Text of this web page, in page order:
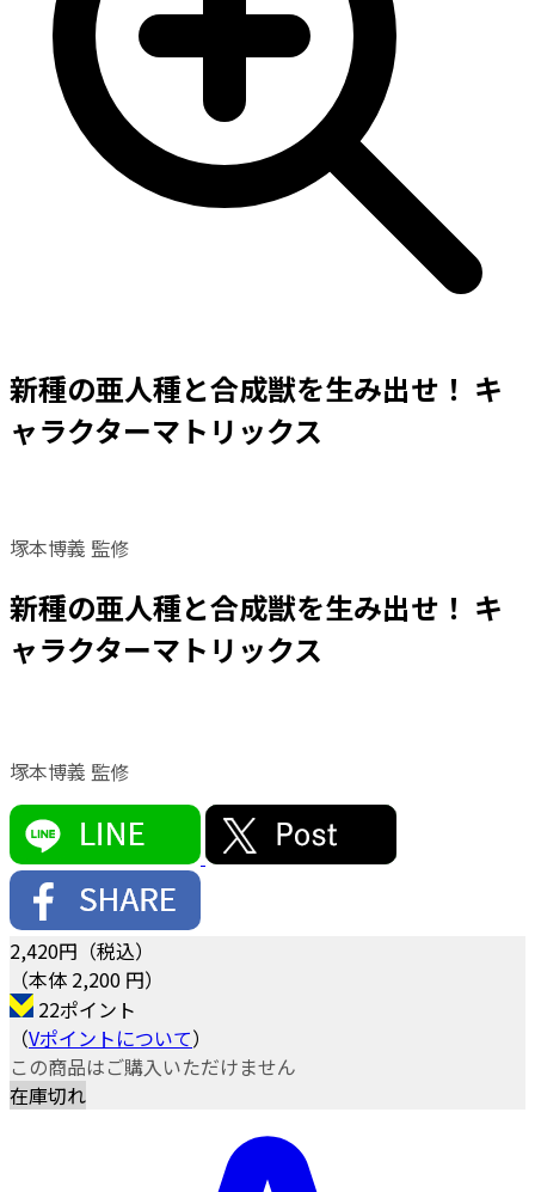
新種の亜人種と合成獣を生み出せ！ キ
ャラクターマトリックス
塚本博義 監修
新種の亜人種と合成獣を生み出せ！ キ
ャラクターマトリックス
塚本博義 監修
2,420円（税込）
（本体 2,200 円）
22ポイント
（Vポイントについて）
この商品はご購入いただけません
在庫切れ